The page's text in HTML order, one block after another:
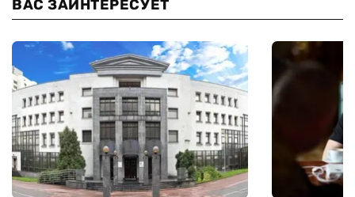
ВАС ЗАИНТЕРЕСУЕТ